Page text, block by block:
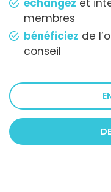
échangez et
membres
bénéficiez de
conseil